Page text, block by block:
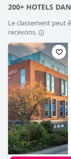
200+ HOTELS
Le classement peut
recevons.